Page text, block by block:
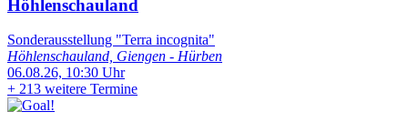
Höhlenschauland
Sonderausstellung "Terra incognita"
Höhlenschauland, Giengen - Hürben
06.08.26, 10:30 Uhr
+ 213 weitere Termine